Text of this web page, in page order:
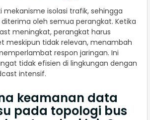
mekanisme isolasi trafik, sehingga
oleh semua perangkat. Ketika
meningkat, perangkat harus
meskipun tidak relevan, menambah
respon jaringan. Ini
tidak efisien di lingkungan dengan
intensif.
keamanan data
pada topologi bus